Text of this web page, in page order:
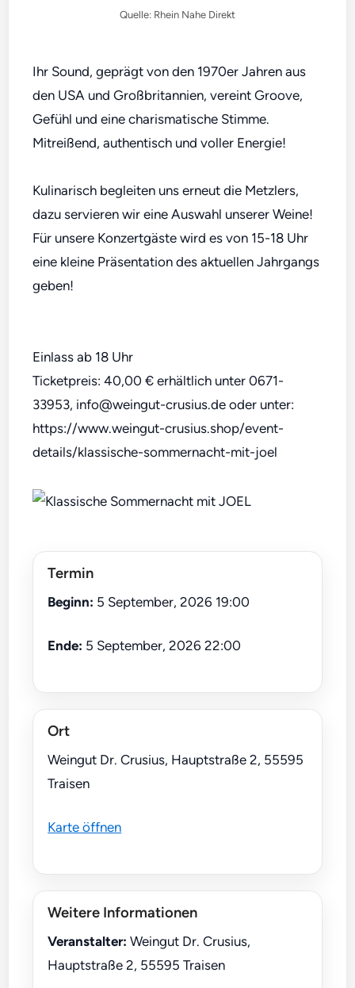
Quelle: Rhein Nahe Direkt
Ihr Sound, geprägt von den 1970er Jahren aus
den USA und Großbritannien, vereint Groove,
Gefühl und eine charismatische Stimme.
Mitreißend, authentisch und voller Energie!
Kulinarisch begleiten uns erneut die Metzlers,
dazu servieren wir eine Auswahl unserer Weine!
Für unsere Konzertgäste wird es von 15-18 Uhr
eine kleine Präsentation des aktuellen Jahrgangs
geben!
Einlass ab 18 Uhr
Ticketpreis: 40,00 € erhältlich unter 0671-
33953, info@weingut-crusius.de oder unter:
https://www.weingut-crusius.shop/event-
details/klassische-sommernacht-mit-joel
Termin
Beginn: 5 September, 2026 19:00
Ende: 5 September, 2026 22:00
Ort
Weingut Dr. Crusius, Hauptstraße 2, 55595
Traisen
Karte öffnen
Weitere Informationen
Veranstalter: Weingut Dr. Crusius,
Hauptstraße 2, 55595 Traisen